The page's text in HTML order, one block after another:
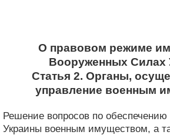
О правовом режиме
Вооруженных Силах
Статья 2. Органы,
управление военным
Решение вопросов по
Украины военным имуществом, а